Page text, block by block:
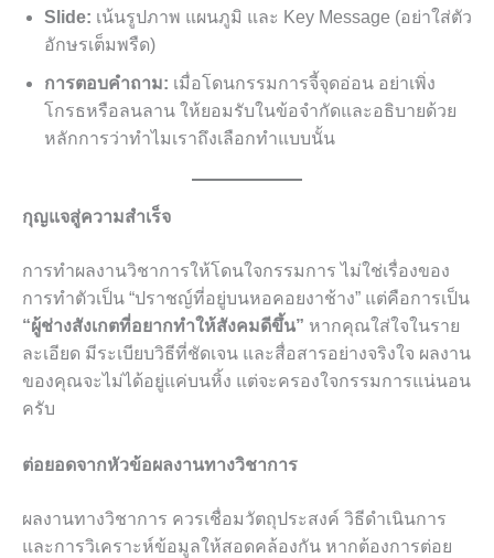
Slide: เน้นรูปภาพ แผนภูมิ และ Key Message (อย่าใส่ตัว
อักษรเต็มพรืด)
การตอบคำถาม: เมื่อโดนกรรมการจี้จุดอ่อน อย่าเพิ่ง
โกรธหรือลนลาน ให้ยอมรับในข้อจำกัดและอธิบายด้วย
หลักการว่าทำไมเราถึงเลือกทำแบบนั้น
กุญแจสู่ความสำเร็จ
การทำผลงานวิชาการให้โดนใจกรรมการ ไม่ใช่เรื่องของ
การทำตัวเป็น “ปราชญ์ที่อยู่บนหอคอยงาช้าง” แต่คือการเป็น
“ผู้ช่างสังเกตที่อยากทำให้สังคมดีขึ้น” หากคุณใส่ใจในราย
ละเอียด มีระเบียบวิธีที่ชัดเจน และสื่อสารอย่างจริงใจ ผลงาน
ของคุณจะไม่ได้อยู่แค่บนหิ้ง แต่จะครองใจกรรมการแน่นอน
ครับ
ต่อยอดจากหัวข้อผลงานทางวิชาการ
ผลงานทางวิชาการ ควรเชื่อมวัตถุประสงค์ วิธีดำเนินการ
และการวิเคราะห์ข้อมูลให้สอดคล้องกัน หากต้องการต่อย